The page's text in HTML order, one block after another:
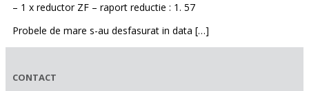
– 1 x reductor ZF – raport reductie : 1. 57
Probele de mare s-au desfasurat in data […]
CONTACT